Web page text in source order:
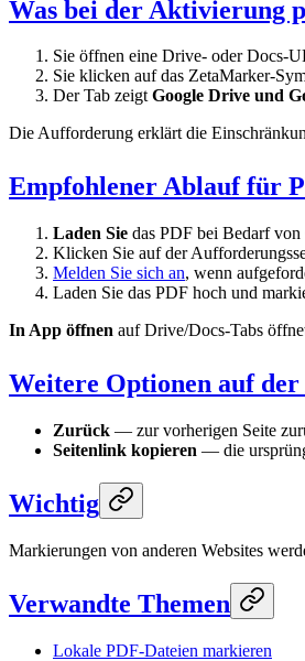
Was bei der Aktivierung
Sie öffnen eine Drive- oder Docs-
Sie klicken auf das ZetaMarker-
Der Tab zeigtGoogle Drive und
Die Aufforderung erklärt die
Empfohlener Ablauf für
Laden Sie das PDF bei Bedarf
Klicken Sie auf der
Melden Sie sich an, wenn
Laden Sie das PDF hoch und
In App öffnen auf Drive/Docs-Tabs
Weitere Optionen auf
Zurück — zur vorherigen Seite
Seitenlink kopieren — die
Wichtig
Markierungen von anderen Websites
Verwandte Themen
Lokale PDF-Dateien markieren